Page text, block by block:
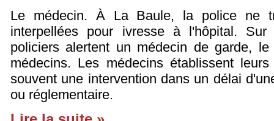
Le médecin. À La Baule, la police ne
interpellées pour ivresse à l'hôpital.
policiers alertent un médecin de garde,
médecins. Les médecins établissent
souvent une intervention dans un délai
ou réglementaire.